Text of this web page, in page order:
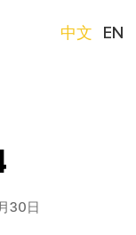
中文 EN
30日